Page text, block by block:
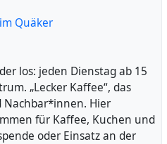
Quäker
los: jeden Dienstag ab 15
„Lecker Kaffee“, das
Hier
für Kaffee, Kuchen und
oder Einsatz an der